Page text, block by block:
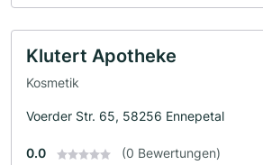
Klutert Apotheke
Kosmetik
Voerder Str. 65, 58256 Ennepetal
0.0 (0 Bewertungen)